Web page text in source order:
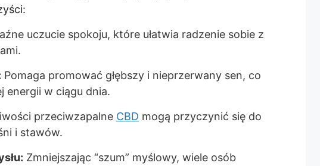
uczucie spokoju, które ułatwia radzenie sobie z
Pomaga promować głębszy i nieprzerwany sen, co
energii w ciągu dnia.
przeciwzapalne CBD mogą przyczynić się do
i stawów.
Zmniejszając “szum” myślowy, wiele osób